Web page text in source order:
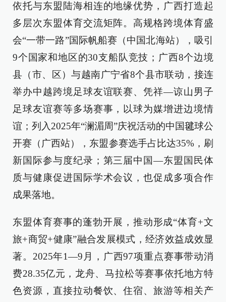
依托与东盟陆海相连的地缘优势，广西打造起
多层次东盟体育交流矩阵。高规格跨境体育盛
会“一带一路”国际帆船赛（中国北海站），吸引
9个国家和地区的30支船队竞技；广西8个边境
县（市、区）与越南广宁省8个县市联动，接连
举办中越跨境足球友谊联赛、凭祥—谅山男子
足球友谊赛等多场赛事，以球为媒增进边境情
谊；列入2025年“澜湄周”庆祝活动的中国毽球公
开赛（广西站），东盟参赛选手占比达35%，刷
新国际参与度纪录；第三届中国—东盟国民体
质与健康促进国际学术会议，也促成多项合作
成果落地。
东盟体育赛事的蓬勃开展，推动形成“体育+文
旅+商贸+健康”融合发展模式，经济效益成效显
著。2025年1—9月，广西97项重点赛事带动消
费28.35亿元，龙舟、马拉松等赛事依托地方特
色资源，直接拉动餐饮、住宿、旅游等相关产